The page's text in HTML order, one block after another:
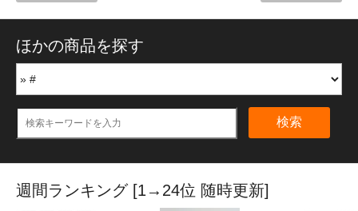
ほかの商品を探す
検索
週間ランキング [1→24位 随時更新]